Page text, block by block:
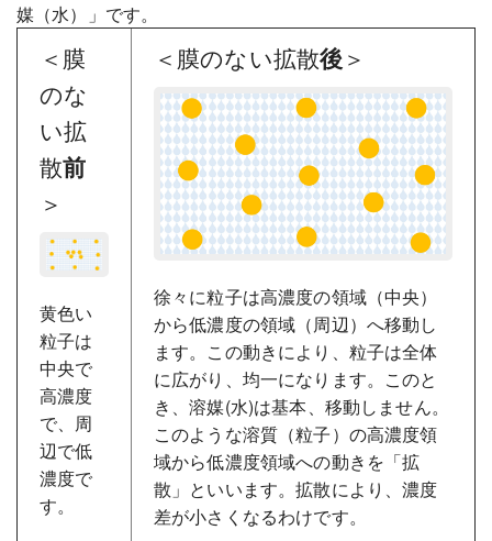
媒（水）」です。
＜膜
のな
い拡
散前
＞
黄色い
粒子は
中央で
高濃度
で、周
辺で低
濃度で
す。
＜膜のない拡散後＞
徐々に粒子は高濃度の領域（中央）
から低濃度の領域（周辺）へ移動し
ます。この動きにより、粒子は全体
に広がり、均一になります。このと
き、溶媒(水)は基本、移動しません。
このような溶質（粒子）の高濃度領
域から低濃度領域への動きを「拡
散」といいます。拡散により、濃度
差が小さくなるわけです。